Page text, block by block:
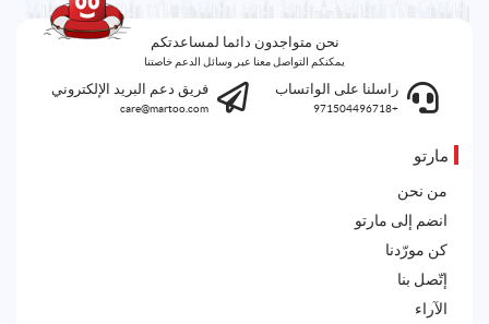
نحن متواجدون دائما لمساعدتكم
يمكنكم التواصل معنا عبر وسائل الدعم خاصتنا
راسلنا على الواتساب
+971504496718
فريق دعم البريد الإلكتروني
care@martoo.com
مارتو
من نحن
انضم إلى مارتو
كن مورّدنا
إتّصل بنا
الآراء